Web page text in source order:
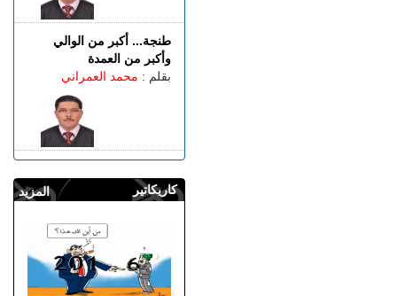
طنجة... أكبر من الوالي
وأكبر من العمدة
بقلم : محمد العمراني
المزيد كاريكاتير